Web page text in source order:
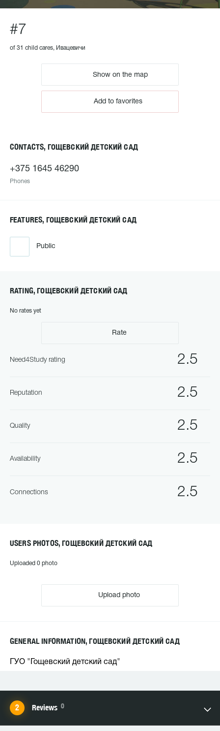
#7
of 31 child cares, Ивацевичи
Show on the map
Add to favorites
CONTACTS, ГОЩЕВСКИЙ ДЕТСКИЙ САД
+375 1645 46290
Phones
FEATURES, ГОЩЕВСКИЙ ДЕТСКИЙ САД
Public
RATING, ГОЩЕВСКИЙ ДЕТСКИЙ САД
No rates yet
Rate
2.5
Need4Study rating
2.5
Reputation
2.5
Quality
2.5
Availability
2.5
Connections
USERS PHOTOS, ГОЩЕВСКИЙ ДЕТСКИЙ САД
Uploaded 0 photo
Upload photo
GENERAL INFORMATION, ГОЩЕВСКИЙ ДЕТСКИЙ САД
ГУО "Гощевский детский сад"
Reviews 0